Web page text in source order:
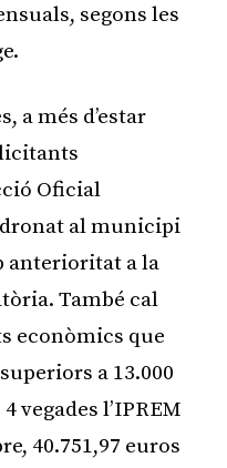
segons les
a més d’estar
Oficial
al municipi
anterioritat a la
També cal
econòmics que
a 13.000
vegades l’IPREM
40.751,97 euros